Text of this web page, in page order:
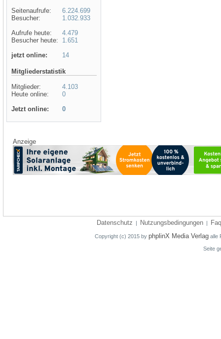
Seitenaufrufe:
Besucher:
Aufrufe heute:
Besucher heute:
jetzt online:
6.224.699
1.032.933
4.479
1.651
14
Mitgliederstatistik
Mitglieder:
Heute online:
4.103
0
Jetzt online:
0
Anzeige
Datenschutz | Nutzungsbedingungen | Faq
Copyright (c) 2015 by phplinX Media Verlag alle
Seite